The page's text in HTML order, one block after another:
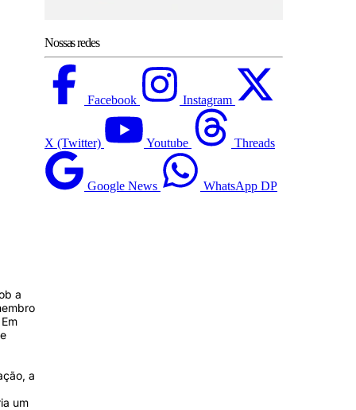
a
a
um
Nossas redes
Facebook Instagram
X (Twitter) Youtube Threads
Google News WhatsApp DP